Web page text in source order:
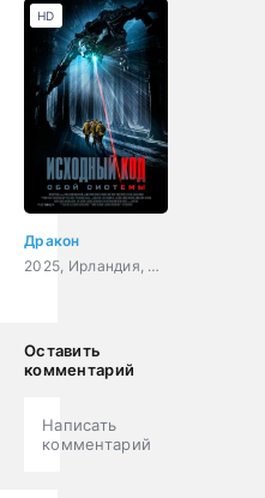
Дракон
2025, Ирландия, ужасы, фантастика, боевик, триллер, драма
HD
Оставить
комментарий
Написать
комментарий